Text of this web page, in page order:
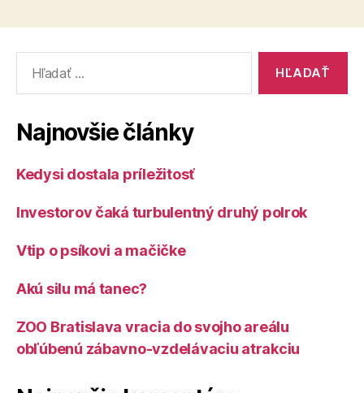
Najnovšie články
Kedysi dostala príležitosť
Investorov čaká turbulentný druhý polrok
Vtip o psíkovi a mačičke
Akú silu má tanec?
ZOO Bratislava vracia do svojho areálu
obľúbenú zábavno-vzdelávaciu atrakciu